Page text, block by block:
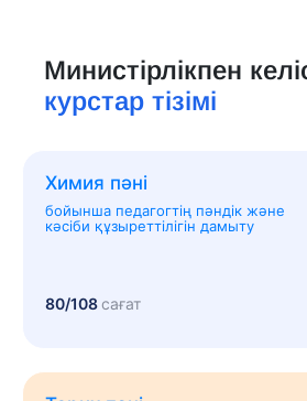
Министірлікпен
курстар тізімі
Химия пәні
бойынша педагогтің пәндік және
кәсіби құзыреттілігін дамыту
80/108сағат